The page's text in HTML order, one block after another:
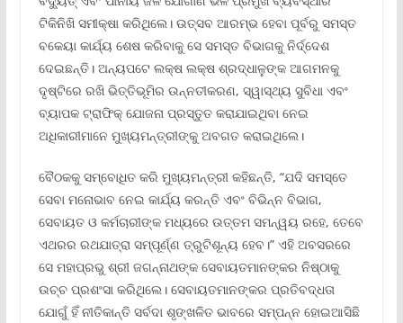
ଟିକିନିଖି ସମୀକ୍ଷା କରିଥିଲେ। ଉତ୍ସବ ଆରମ୍ଭ ହେବା ପୂର୍ବରୁ ସମସ୍ତ
ବକେୟା କାର୍ଯ୍ୟ ଶେଷ କରିବାକୁ ସେ ସମସ୍ତ ବିଭାଗକୁ ନିର୍ଦ୍ଦେଶ
ଦେଇଛନ୍ତି। ଅନ୍ୟପଟେ ଲକ୍ଷ ଲକ୍ଷ ଶ୍ରଦ୍ଧାଳୁଙ୍କ ଆଗମନକୁ
ଦୃଷ୍ଟିରେ ରଖି ଭିତ୍ତିଭୂମିର ଉନ୍ନତୀକରଣ, ସ୍ୱାସ୍ଥ୍ୟ ସୁବିଧା ଏବଂ
ବ୍ୟାପକ ଟ୍ରାଫିକ୍ ଯୋଜନା ପ୍ରସ୍ତୁତ କରାଯାଇଥିବା ନେଇ
ଅଧିକାରୀମାନେ ମୁଖ୍ୟମନ୍ତ୍ରୀଙ୍କୁ ଅବଗତ କରାଇଥିଲେ।
ବୈଠକକୁ ସମ୍ବୋଧିତ କରି ମୁଖ୍ୟମନ୍ତ୍ରୀ କହିଛନ୍ତି, “ଯଦି ସମସ୍ତେ
ସେବା ମନୋଭାବ ନେଇ କାର୍ଯ୍ୟ କରନ୍ତି ଏବଂ ବିଭିନ୍ନ ବିଭାଗ,
ସେବାୟତ ଓ କର୍ମଚାରୀଙ୍କ ମଧ୍ୟରେ ଉତ୍ତମ ସମନ୍ୱୟ ରହେ, ତେବେ
ଏଥରର ରଥଯାତ୍ରା ସମ୍ପୂର୍ଣ୍ଣ ତ୍ରୁଟିଶୂନ୍ୟ ହେବ।” ଏହି ଅବସରରେ
ସେ ମହାପ୍ରଭୁ ଶ୍ରୀ ଜଗନ୍ନାଥଙ୍କ ସେବାୟତମାନଙ୍କର ନିଷ୍ଠାକୁ
ଉଚ୍ଚ ପ୍ରଶଂସା କରିଥିଲେ। ସେବାୟତମାନଙ୍କର ପ୍ରତିବଦ୍ଧତା
ଯୋଗୁଁ ହିଁ ନୀତିକାନ୍ତି ସର୍ବଦା ଶୃଙ୍ଖଳିତ ଭାବରେ ସମ୍ପନ୍ନ ହୋଇଆସିଛି